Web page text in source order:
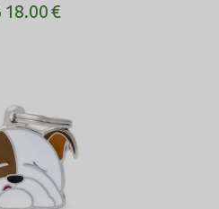
18.00€